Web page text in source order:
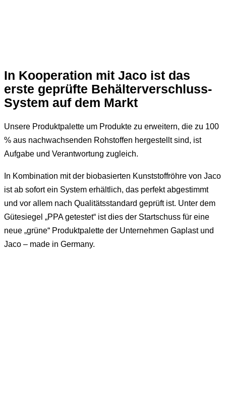
In Kooperation mit Jaco ist das
erste geprüfte Behälterverschluss-
System auf dem Markt
Unsere Produktpalette um Produkte zu erweitern, die zu 100
% aus nachwachsenden Rohstoffen hergestellt sind, ist
Aufgabe und Verantwortung zugleich.
In Kombination mit der biobasierten Kunststoffröhre von Jaco
ist ab sofort ein System erhältlich, das perfekt abgestimmt
und vor allem nach Qualitätsstandard geprüft ist. Unter dem
Gütesiegel „PPA getestet“ ist dies der Startschuss für eine
neue „grüne“ Produktpalette der Unternehmen Gaplast und
Jaco – made in Germany.